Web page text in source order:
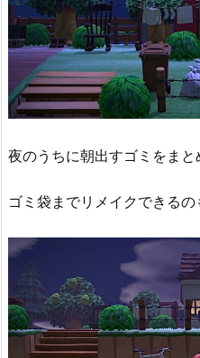
夜のうちに朝出すゴミをま
ゴミ袋までリメイクできる